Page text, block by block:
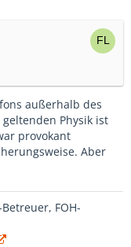
außerhalb des
Physik ist
provokant
Aber
FOH-